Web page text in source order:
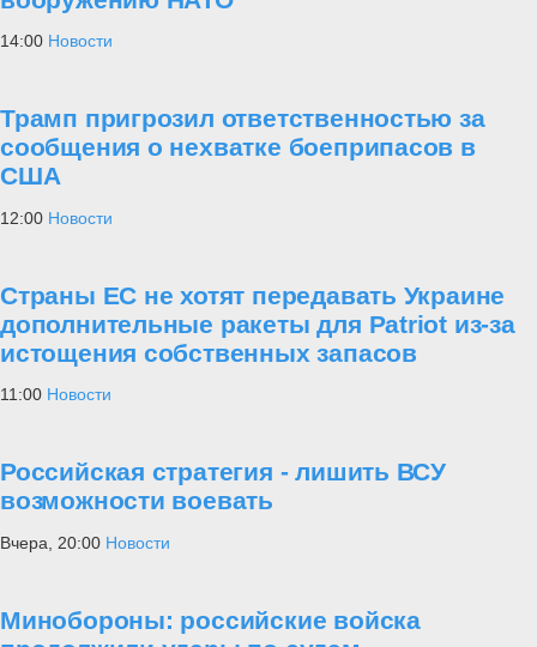
14:00 Новости
Трамп пригрозил ответственностью за
сообщения о нехватке боеприпасов в
США
12:00 Новости
Страны ЕС не хотят передавать Украине
дополнительные ракеты для Patriot из-за
истощения собственных запасов
11:00 Новости
Российская стратегия - лишить ВСУ
возможности воевать
Вчера, 20:00 Новости
Минобороны: российские войска